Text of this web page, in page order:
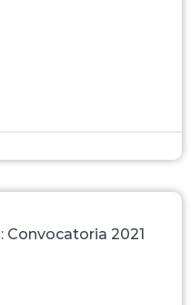
Convocatoria 2021